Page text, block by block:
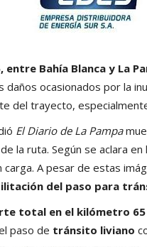
entre Bahía Blanca y La
ocasionados por la
del trayecto,
El Diario de La Pampa
la ruta. Según se aclara
A pesar de estas
del paso para
total en el kilómetro 65
paso de tránsito liviano